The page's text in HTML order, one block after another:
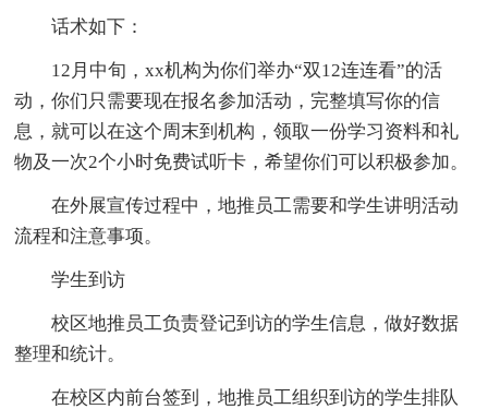
话术如下：
12月中旬，xx机构为你们举办“双12连连看”的活
动，你们只需要现在报名参加活动，完整填写你的信
息，就可以在这个周末到机构，领取一份学习资料和礼
物及一次2个小时免费试听卡，希望你们可以积极参加。
在外展宣传过程中，地推员工需要和学生讲明活动
流程和注意事项。
学生到访
校区地推员工负责登记到访的学生信息，做好数据
整理和统计。
在校区内前台签到，地推员工组织到访的学生排队